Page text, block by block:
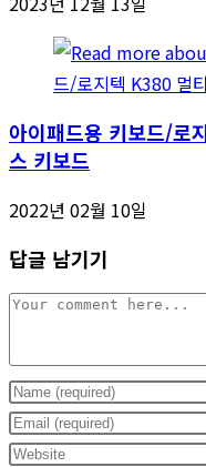
아이패드용 키보드/로
스 키보드
2022년 02월 10일
답글 남기기
Comment
Enter
your
name
Enter
your
Enter